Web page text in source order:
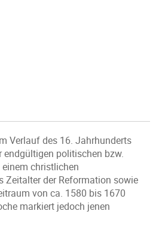
Verlauf des 16. Jahrhunderts
endgültigen politischen bzw.
christlichen
Zeitalter der Reformation sowie
von ca. 1580 bis 1670
markiert jedoch jenen